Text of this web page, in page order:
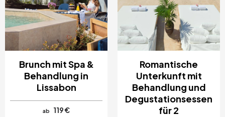
Brunch mit Spa &
Behandlung in
Lissabon
ab 119 €
Romantische
Unterkunft mit
Behandlung und
Degustationsessen
für 2